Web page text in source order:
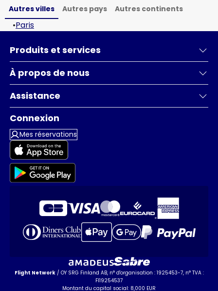
Autres villes Autres pays Autres continents
•Paris
Produits et services
À propos de nous
Assistance
Connexion
Mes réservations
Flight Network/ OY SRG Finland AB, n° d'organisation : 1925453-7, n° TVA :
FI19254537
Montant du capital social: 8,000 EUR